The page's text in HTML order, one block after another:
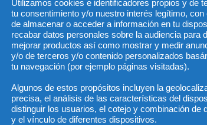
Utilizamos cookies e identificadores propios y de
tu consentimiento y/o nuestro interés legítimo, con
de almacenar o acceder a información en tu
recabar datos personales sobre la audiencia para
mejorar productos así como mostrar y medir
y/o de terceros y/o contenido personalizados
tu navegación (por ejemplo páginas visitadas).
Algunos de estos propósitos incluyen la
precisa, el análisis de las características del
distinguir los usuarios, el cotejo y combinación de
y el vínculo de diferentes dispositivos.